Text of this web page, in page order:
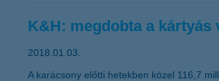
K&H: megdobta a
2018.01.03.
A karácsony előtti hetekben közel 116,7